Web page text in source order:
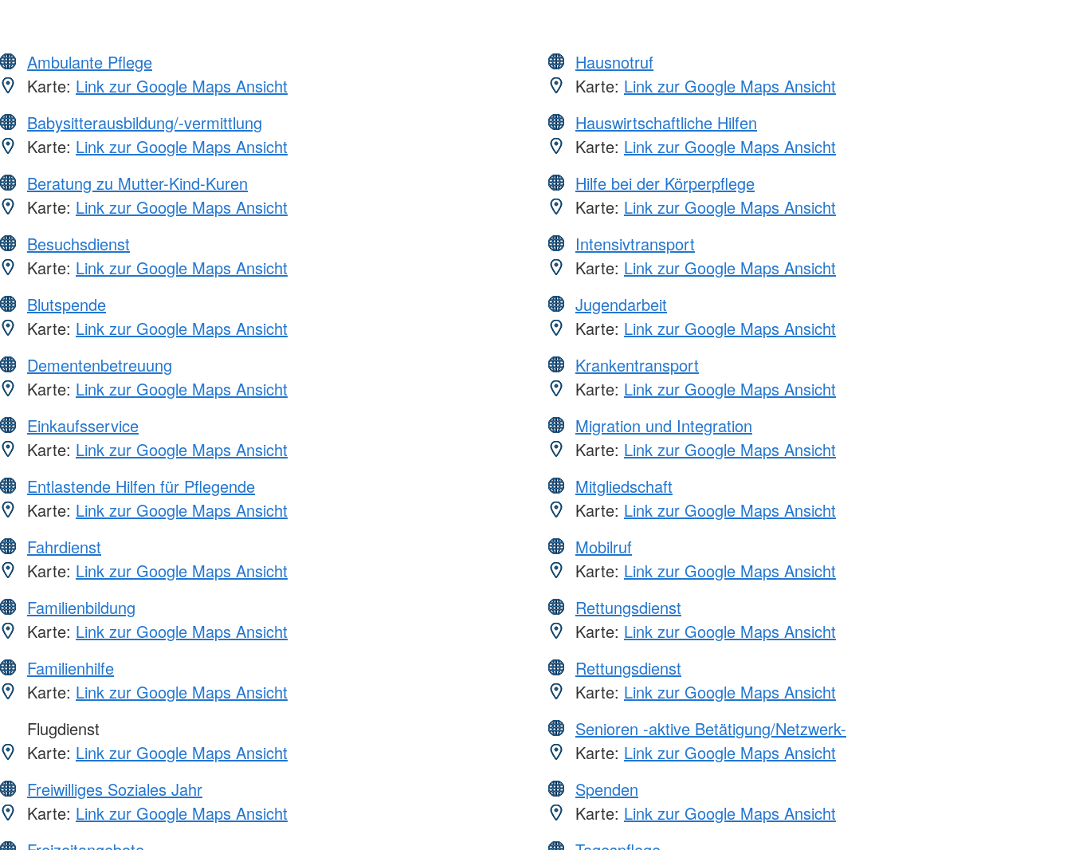
Ambulante Pflege
Karte: Link zur Google Maps Ansicht
Babysitterausbildung/-vermittlung
Karte: Link zur Google Maps Ansicht
Beratung zu Mutter-Kind-Kuren
Karte: Link zur Google Maps Ansicht
Besuchsdienst
Karte: Link zur Google Maps Ansicht
Blutspende
Karte: Link zur Google Maps Ansicht
Dementenbetreuung
Karte: Link zur Google Maps Ansicht
Einkaufsservice
Karte: Link zur Google Maps Ansicht
Entlastende Hilfen für Pflegende
Karte: Link zur Google Maps Ansicht
Fahrdienst
Karte: Link zur Google Maps Ansicht
Familienbildung
Karte: Link zur Google Maps Ansicht
Familienhilfe
Karte: Link zur Google Maps Ansicht
Flugdienst
Karte: Link zur Google Maps Ansicht
Freiwilliges Soziales Jahr
Karte: Link zur Google Maps Ansicht
Hausnotruf
Karte: Link zur Google Maps Ansicht
Hauswirtschaftliche Hilfen
Karte: Link zur Google Maps Ansicht
Hilfe bei der Körperpflege
Karte: Link zur Google Maps Ansicht
Intensivtransport
Karte: Link zur Google Maps Ansicht
Jugendarbeit
Karte: Link zur Google Maps Ansicht
Krankentransport
Karte: Link zur Google Maps Ansicht
Migration und Integration
Karte: Link zur Google Maps Ansicht
Mitgliedschaft
Karte: Link zur Google Maps Ansicht
Mobilruf
Karte: Link zur Google Maps Ansicht
Rettungsdienst
Karte: Link zur Google Maps Ansicht
Rettungsdienst
Karte: Link zur Google Maps Ansicht
Senioren -aktive Betätigung/Netzwerk-
Karte: Link zur Google Maps Ansicht
Spenden
Karte: Link zur Google Maps Ansicht